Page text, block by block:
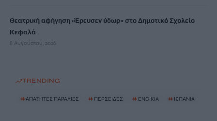
Θεατρική αφήγηση «Έρευσεν ύδωρ» στο Δημοτικό Σχολείο
Κεφαλά
8 Αυγούστου, 2026
TRENDING
#ΑΠΑΤΗΤΕΣ ΠΑΡΑΛΙΕΣ # ΠΕΡΣΕΙΔΕΣ # ΕΝΟΙΚΙΑ # ΙΣΠΑΝΙΑ